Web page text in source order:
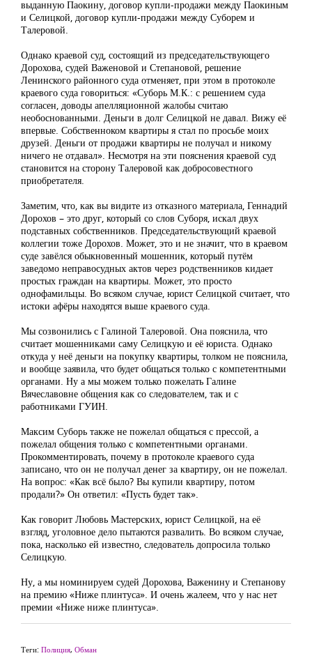
выданную Паокину, договор купли-продажи между Паокиным
и Селицкой, договор купли-продажи между Суборем и
Талеровой.
Однако краевой суд, состоящий из председательствующего
Дорохова, судей Важеновой и Степановой, решение
Ленинского районного суда отменяет, при этом в протоколе
краевого суда говориться: «Суборь М.К.: с решением суда
согласен, доводы апелляционной жалобы считаю
необоснованными. Деньги в долг Селицкой не давал. Вижу её
впервые. Собственноком квартиры я стал по просьбе моих
друзей. Деньги от продажи квартиры не получал и никому
ничего не отдавал». Несмотря на эти пояснения краевой суд
становится на сторону Талеровой как добросовестного
приобретателя.
Заметим, что, как вы видите из отказного материала, Геннадий
Дорохов – это друг, который со слов Суборя, искал двух
подставных собственников. Председательствующий краевой
коллегии тоже Дорохов. Может, это и не значит, что в краевом
суде завёлся обыкновенный мошенник, который путём
заведомо неправосудных актов через родственников кидает
простых граждан на квартиры. Может, это просто
однофамильцы. Во всяком случае, юрист Селицкой считает, что
истоки афёры находятся выше краевого суда.
Мы созвонились с Галиной Талеровой. Она пояснила, что
считает мошенниками саму Селицкую и её юриста. Однако
откуда у неё деньги на покупку квартиры, толком не пояснила,
и вообще заявила, что будет общаться только с компетентными
органами. Ну а мы можем только пожелать Галине
Вячеславовне общения как со следователем, так и с
работниками ГУИН.
Максим Суборь также не пожелал общаться с прессой, а
пожелал общения только с компетентными органами.
Прокомментировать, почему в протоколе краевого суда
записано, что он не получал денег за квартиру, он не пожелал.
На вопрос: «Как всё было? Вы купили квартиру, потом
продали?» Он ответил: «Пусть будет так».
Как говорит Любовь Мастерских, юрист Селицкой, на её
взгляд, уголовное дело пытаются развалить. Во всяком случае,
пока, насколько ей известно, следователь допросила только
Селицкую.
Ну, а мы номинируем судей Дорохова, Важенину и Степанову
на премию «Ниже плинтуса». И очень жалеем, что у нас нет
премии «Ниже ниже плинтуса».
Теги: Полиция, Обман